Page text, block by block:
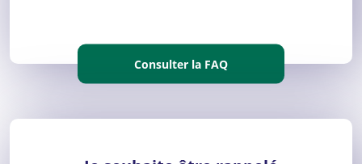
Consulter la FAQ